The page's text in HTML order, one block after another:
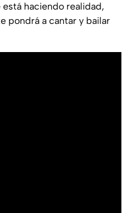
haciendo realidad,
pondrá a cantar y bailar